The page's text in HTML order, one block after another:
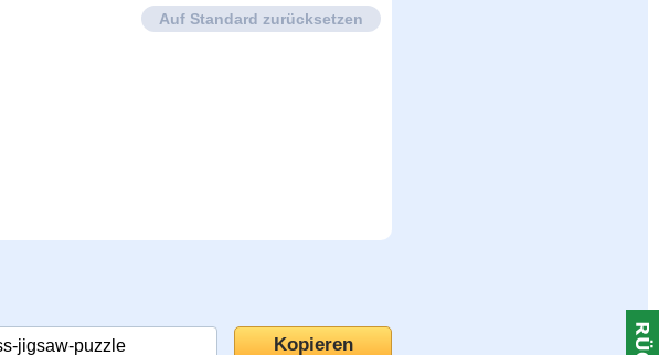
Auf Standard zurücksetzen